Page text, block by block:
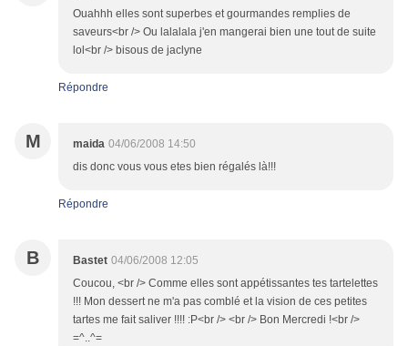
Ouahhh elles sont superbes et gourmandes remplies de
saveurs<br /> Ou lalalala j'en mangerai bien une tout de suite
lol<br /> bisous de jaclyne
Répondre
M maida 04/06/2008 14:50
dis donc vous vous etes bien régalés là!!!
Répondre
B Bastet 04/06/2008 12:05
Coucou, <br /> Comme elles sont appétissantes tes tartelettes
!!! Mon dessert ne m'a pas comblé et la vision de ces petites
tartes me fait saliver !!!! :P<br /> <br /> Bon Mercredi !<br />
=^..^=